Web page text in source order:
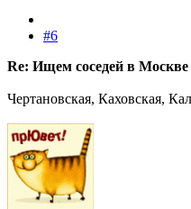
#6
Re: Ищем соседей в Москве
Чертановская, Каховская,